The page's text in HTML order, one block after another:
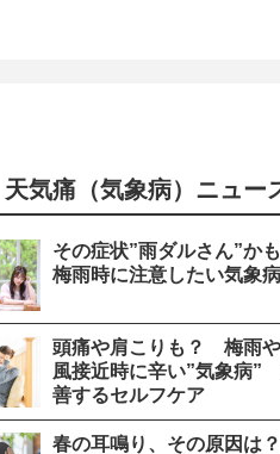
9
やや注意
1001
12
天気痛（気象病）ニュー
その症状”雨ダルさん”か
梅雨時に注意したい気象病
頭痛や肩こりも？ 梅雨
風接近時に辛い”気象病”
善するセルフケア
春の耳鳴り、その原因は